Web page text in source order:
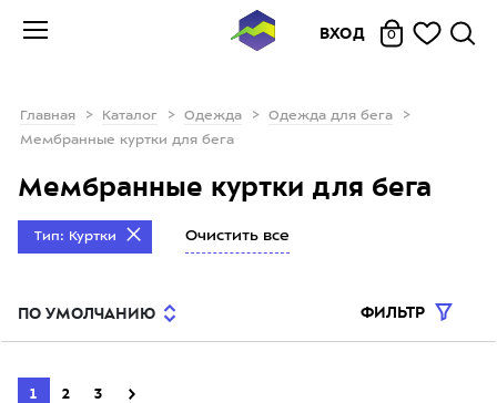
ВХОД 0
Главная Каталог Одежда
Одежда для бега
Мембранные куртки для бега
Мембранные куртки для бега
Тип: Куртки Очистить все
ПО УМОЛЧАНИЮ ФИЛЬТР
1 2 3